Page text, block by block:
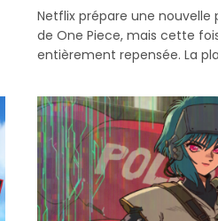
Netflix prépare une nouvelle
de One Piece, mais cette
entièrement repensée. La